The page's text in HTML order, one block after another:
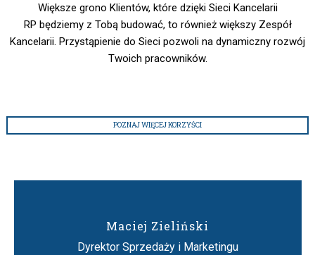
Większe grono Klientów, które dzięki Sieci Kancelarii
RP będziemy z Tobą budować, to również większy Zespół
Kancelarii. Przystąpienie do Sieci pozwoli na dynamiczny rozwój
Twoich pracowników.
POZNAJ WIĘCEJ KORZYŚCI
Maciej Zieliński
Dyrektor Sprzedaży i Marketingu